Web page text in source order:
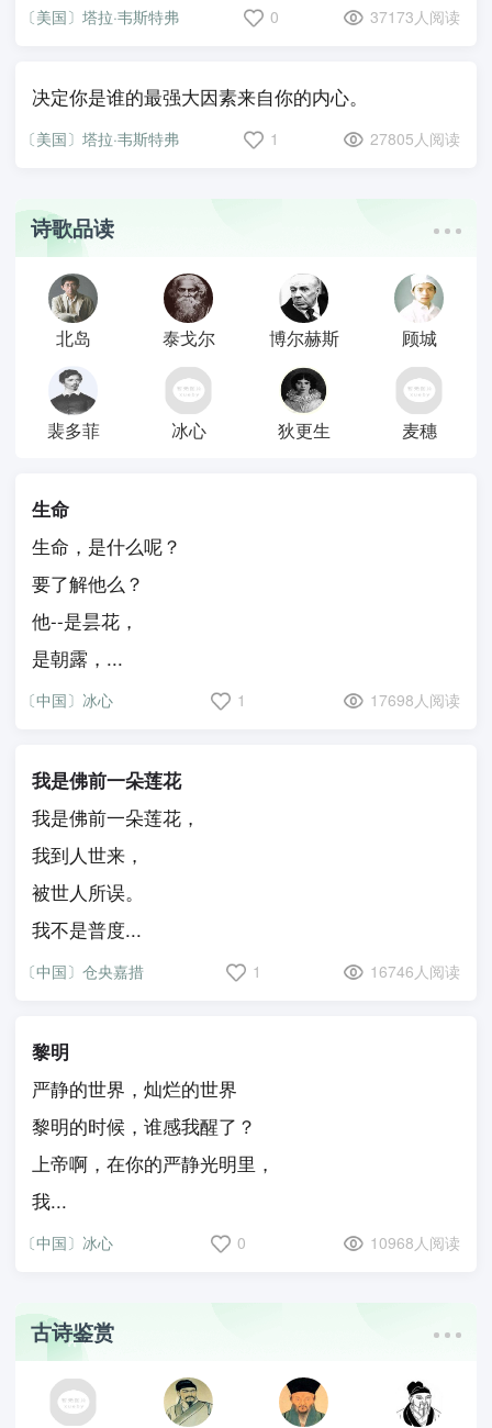
〔美国〕塔拉·韦斯特弗 0 37173人阅读
决定你是谁的最强大因素来自你的内心。
〔美国〕塔拉·韦斯特弗 1 27805人阅读
诗歌品读
北岛 泰戈尔 博尔赫斯 顾城
裴多菲 冰心 狄更生 麦穗
生命
生命，是什么呢？
要了解他么？
他--是昙花，
是朝露，...
〔中国〕冰心 1 17698人阅读
我是佛前一朵莲花
我是佛前一朵莲花，
我到人世来，
被世人所误。
我不是普度...
〔中国〕仓央嘉措 1 16746人阅读
黎明
严静的世界，灿烂的世界
黎明的时候，谁感我醒了？
上帝啊，在你的严静光明里，
我...
〔中国〕冰心 0 10968人阅读
古诗鉴赏